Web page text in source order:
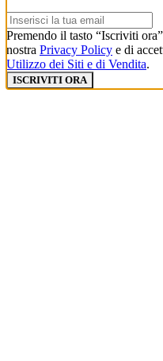
Premendo il tasto “Iscriviti
nostra Privacy Policy e di
Utilizzo dei Siti e di Vendita.
ISCRIVITI ORA